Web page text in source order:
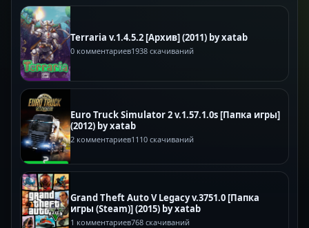
Terraria v.1.4.5.2 [Архив] (2011) by xatab
0 комментариев1938 скачиваний
Euro Truck Simulator 2 v.1.57.1.0s [Папка игры]
(2012) by xatab
2 комментариев1110 скачиваний
Grand Theft Auto V Legacy v.3751.0 [Папка
игры (Steam)] (2015) by xatab
1 комментариев768 скачиваний